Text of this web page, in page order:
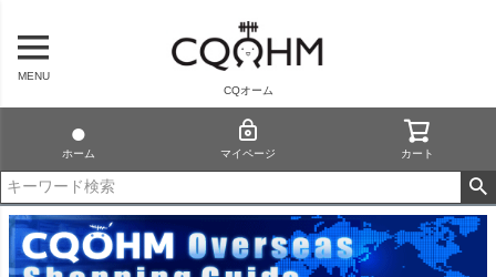
MENU
CQオーム
ホーム マイページ カート